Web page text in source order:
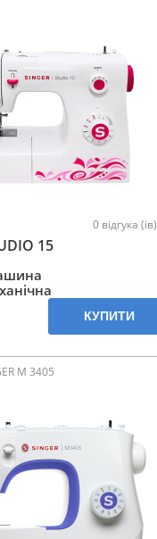
0 відгука (ів)
15
КУПИТИ
M 3405